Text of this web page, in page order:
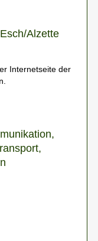
Alzette
Internetseite der